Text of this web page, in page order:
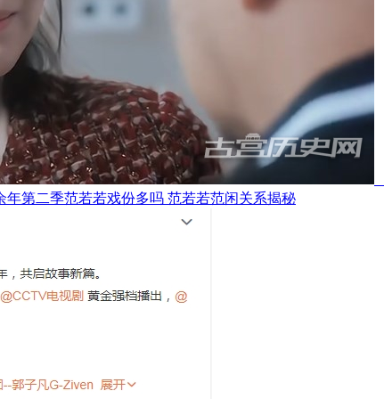
年第二季范若若戏份多吗 范若若范闲关系揭秘